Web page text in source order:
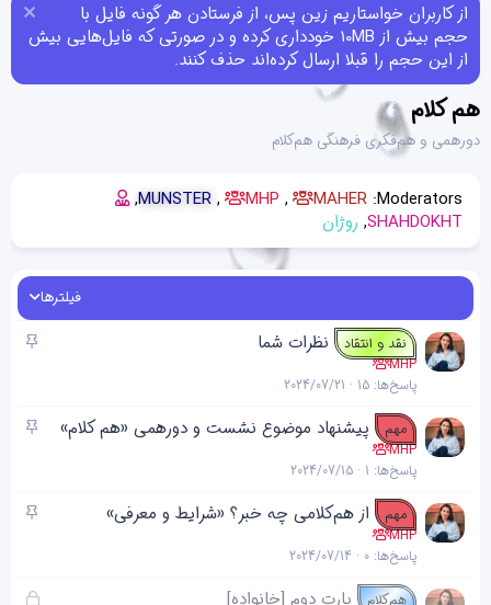
از کاربران خواستاریم زین پس، از فرستادن هر گونه فایل با
حجم بیش از 10MB خودداری کرده و در صورتی که فایل‌هایی بیش
از این حجم را قبلا ارسال کرده‌اند حذف کنند.
هم کلام
دورهمی و هم‌فکری فرهنگی هم‌کلام
Moderators:
MAHER
MHP
MUNSTER
SHAHDOKHT روژان
فیلترها
چ
ن
نقد و انتقاد نظرات شما
MHP
پاسخ‌ها 15
2024/07/21
چ
ن
مهم پیشنهاد موضوع نشست و دورهمی «هم کلام»
MHP
پاسخ‌ها 1
2024/07/15
چ
مهم از هم‌کلامی چه خبر؟ «شرایط و معرفی»
MHP
پاسخ‌ها 0
2024/07/14
ق
هم‌کلام پارت دوم [خانواده]